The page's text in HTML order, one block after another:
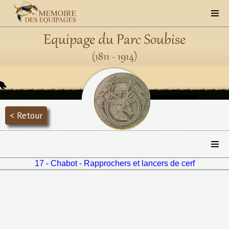
Equipage du Parc Soubise
(1811 - 1914)
< Retour
17 - Chabot - Rapprochers et lancers de cerf